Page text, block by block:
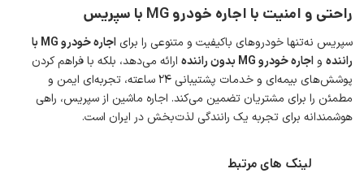
سواری
مینی ون
هاچ‌بک
کراس‌اوور
شاسی بلند
کروک
کوپه
ون
راحتی و امنیت با اجاره خودروMG با سپریس
سپریس نه‌تنها خودروهای باکیفیت و متنوعی را برای اجاره خودرو
با
راننده واجاره خودرو بدون راننده ارائه می‌دهد، بلکه با فراهم کردن
پوشش‌های بیمه‌ای و خدمات پشتیبانی ۲۴ ساعته، تجربه‌ای ایمن و
مطمئن را برای مشتریان تضمین می‌کند. اجاره ماشین از سپریس، راهی
هوشمندانه برای تجربه یک رانندگی لذت‌بخش در ایران است.
لینک های مرتبط